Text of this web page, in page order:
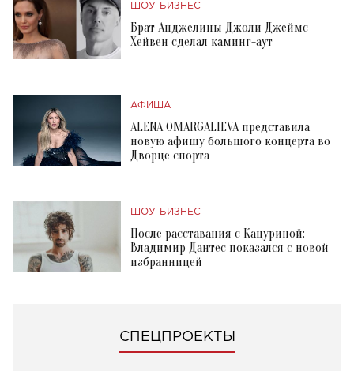
ШОУ-БИЗНЕС
Брат Анджелины Джоли Джеймс
Хейвен сделал каминг-аут
АФИША
ALENA OMARGALIEVA представила
новую афишу большого концерта во
Дворце спорта
ШОУ-БИЗНЕС
После расставания с Кацуриной:
Владимир Дантес показался с новой
избранницей
СПЕЦПРОЕКТЫ